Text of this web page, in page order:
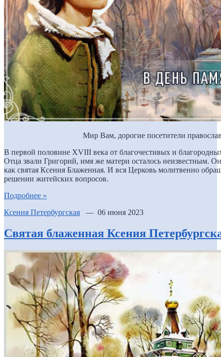
Мир Вам, дорогие посетители
В первой половине XVIII века от благочестивых и
Отца звали Григорий, имя же матери осталось неизвестным.
как святая Ксения Блаженная. И вся Церковь молитвенно
решении житейских вопросов.
Подробнее »
Ксения Петербургская — 06 июня 2023
Святая блаженная Ксения